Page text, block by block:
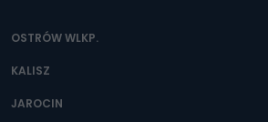
OSTRÓW WLKP.
KALISZ
JAROCIN